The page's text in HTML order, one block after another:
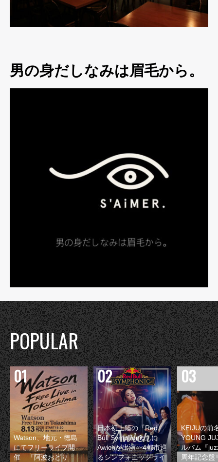
男の身だしなみは眉毛から。
POPULAR
Watson、地元・徳島
にてフリーライブ開
催 『阿波おどり
日本初上陸の『Red
Bull Symphonic』に
Awichが出演 4都市巡
るシンフォニックライ
KEIJUの前
YOUNG
ルバム『
周年記念盤